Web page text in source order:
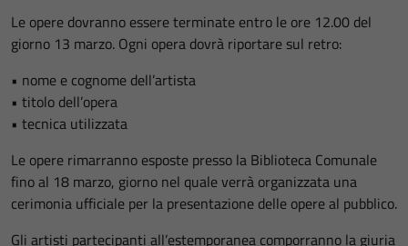
Le opere dovranno essere terminate entro le ore 12.00 del
giorno 13 marzo. Ogni opera dovrà riportare sul retro:
• nome e cognome dell’artista
• titolo dell’opera
• tecnica utilizzata
Le opere rimarranno esposte presso la Biblioteca Comunale
fino al 18 marzo, giorno nel quale verrà organizzata una
cerimonia ufficiale per la presentazione delle opere al pubblico.
Gli artisti partecipanti all’estemporanea comporranno la giuria